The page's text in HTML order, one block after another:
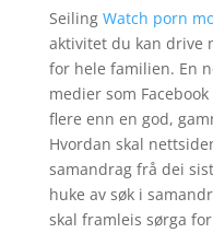
Seiling Watch porn
aktivitet du kan drive
for hele familien. En
medier som
flere enn en god,
Hvordan skal
samandrag frå dei
huke av søk i
skal framleis sørga